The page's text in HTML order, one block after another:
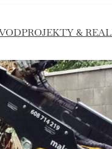
PROJEKTY &